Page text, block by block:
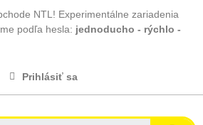
NTL! Experimentálne zariadenia
podľa hesla: jednoducho - rýchlo -
Prihlásiť sa